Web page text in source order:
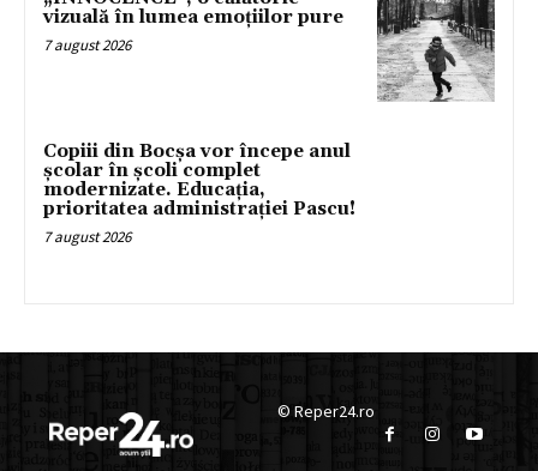
vizuală în lumea emoțiilor pure
7 august 2026
Copiii din Bocșa vor începe anul
școlar în școli complet
modernizate. Educația,
prioritatea administrației Pascu!
7 august 2026
© Reper24.ro